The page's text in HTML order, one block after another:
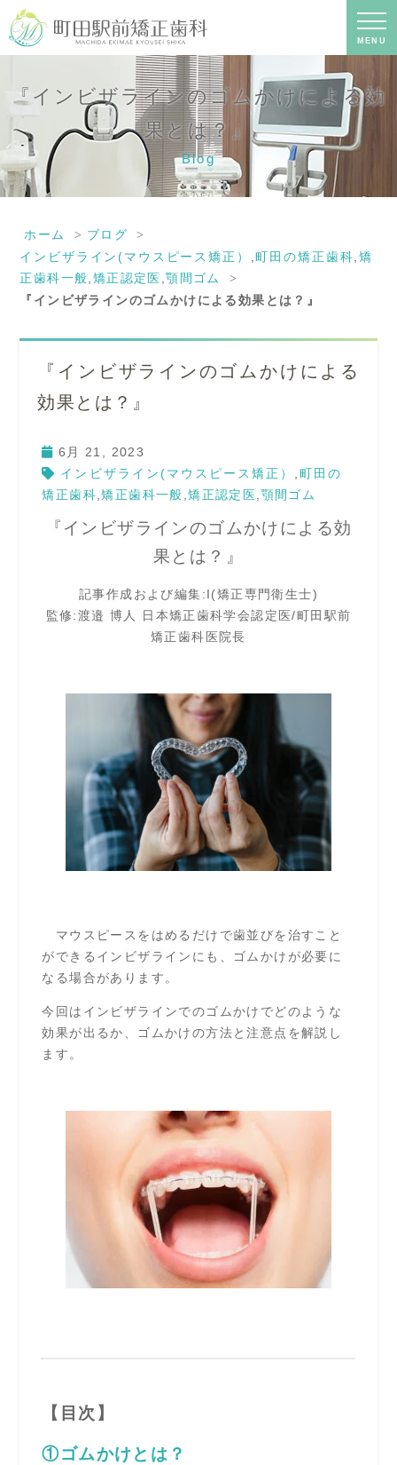
MENU
『インビザラインのゴムかけによる効
果とは？』｜町田の矯正歯科専門の歯
科医院｜土日診療-町田駅前矯正歯科
『インビザラインのゴムかけによる効
果とは？』
Blog
ホーム
ブログ
インビザライン(マウスピース矯正）
,町田の矯正歯科 矯
正歯科一般 矯正認定医 ,顎間ゴム
『インビザラインのゴムかけによる効果とは？』
『インビザラインのゴムかけによる
効果とは？』
6月 21, 2023
インビザライン(マウスピース矯正）
町田の
矯正歯科 ,矯正歯科一般 ,矯正認定医 顎間ゴム
『インビザラインのゴムかけによる効
果とは？』
記事作成および編集:I(矯正専門衛生士)
監修:渡邉 博人 日本矯正歯科学会認定医/町田駅前
矯正歯科医院長
マウスピースをはめるだけで歯並びを治すこと
ができるインビザラインにも、ゴムかけが必要に
なる場合があります。
今回はインビザラインでのゴムかけでどのような
効果が出るか、ゴムかけの方法と注意点を解説し
ます。
【目次】
①ゴムかけとは？